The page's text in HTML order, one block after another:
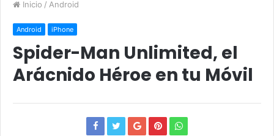
Inicio / Android
Android iPhone
Spider-Man Unlimited, el
Arácnido Héroe en tu Móvil